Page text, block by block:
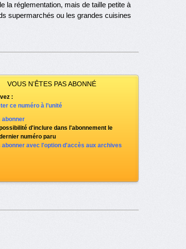
la réglementation, mais de taille petite à
supermarchés ou les grandes cuisines
VOUS N’ÊTES PAS ABONNÉ
:
ce numéro à l’unité
abonner
d'inclure dans l'abonnement le
numéro paru
abonner avec l'option d'accès aux archives